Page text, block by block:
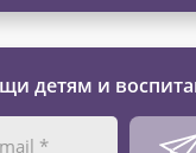
детям и